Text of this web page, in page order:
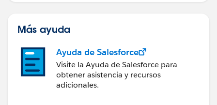
Más ayuda
Ayuda de Salesforce
Visite la Ayuda de Salesforce para
obtener asistencia y recursos
adicionales.